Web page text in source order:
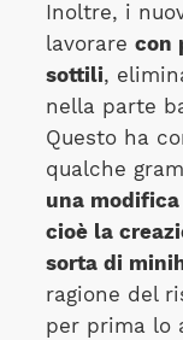
Inoltre, i
lavorare con
sottili,
nella parte
Questo ha
qualche
una
cioè la
sorta di
ragione del
per prima lo